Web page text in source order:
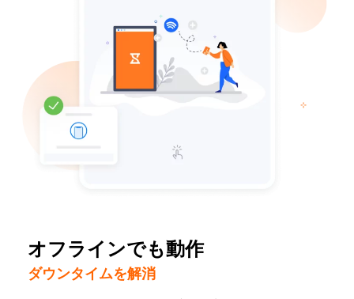
オフラインでも動作
ダウンタイムを解消